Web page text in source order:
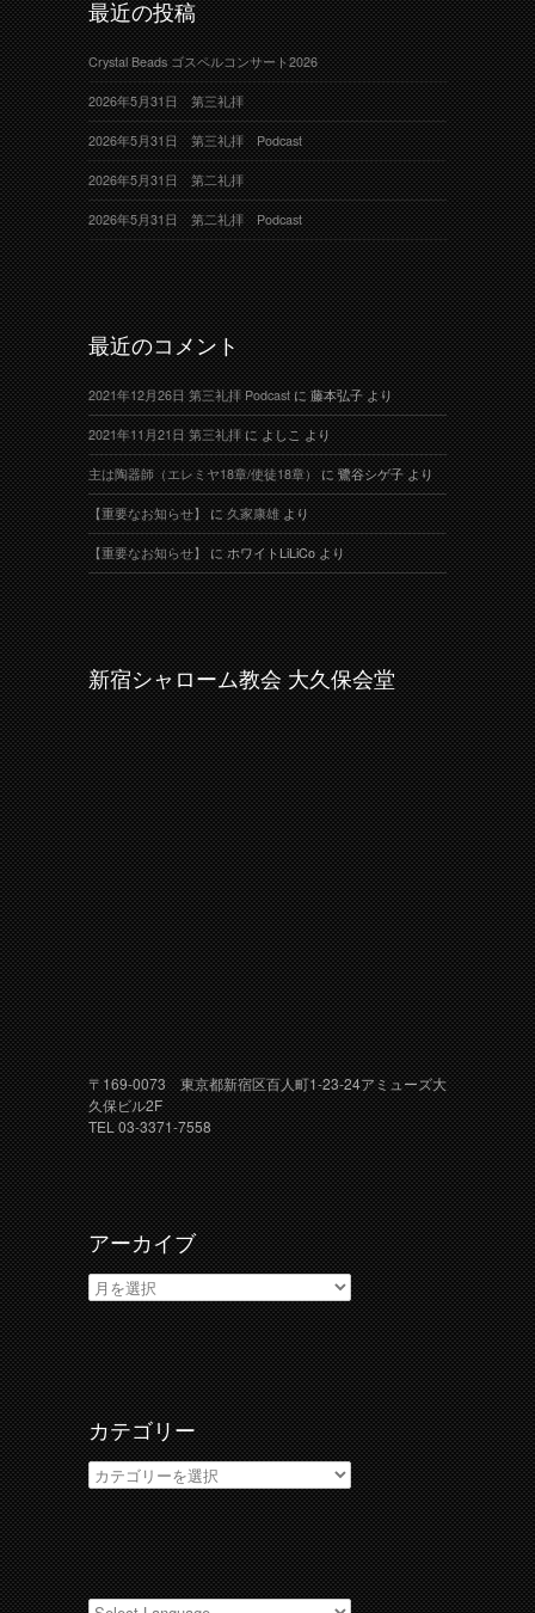
最近の投稿
Crystal Beads ゴスペルコンサート2026
2026年5月31日 第三礼拝
2026年5月31日 第三礼拝 Podcast
2026年5月31日 第二礼拝
2026年5月31日 第二礼拝 Podcast
最近のコメント
2021年12月26日 第三礼拝 Podcastに藤本弘子より
2021年11月21日 第三礼拝によしこより
主は陶器師（エレミヤ18章/使徒18章）に鷺谷シゲ子より
【重要なお知らせ】に久家康雄より
【重要なお知らせ】にホワイトLiLiCoより
新宿シャローム教会 大久保会堂
〒169-0073 東京都新宿区百人町1-23-24アミューズ大
久保ビル2F
TEL 03-3371-7558
アーカイブ
ア
ー
カ
イ
ブ
カテゴリー
カ
テ
ゴ
リ
ー